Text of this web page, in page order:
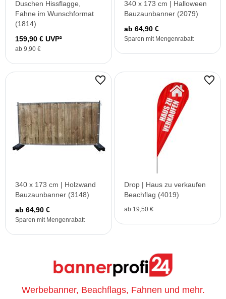
Duschen Hissflagge,
Fahne im Wunschformat
(1814)
159,90 € UVP²
ab 9,90 €
340 x 173 cm | Halloween
Bauzaunbanner (2079)
ab 64,90 €
Sparen mit Mengenrabatt
340 x 173 cm | Holzwand
Bauzaunbanner (3148)
ab 64,90 €
Sparen mit Mengenrabatt
Drop | Haus zu verkaufen
Beachflag (4019)
ab 19,50 €
Werbebanner, Beachflags, Fahnen und mehr.